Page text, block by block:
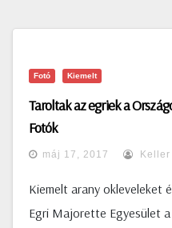
Fotó Kiemelt
Taroltak az egriek a
Fotók
máj 17, 2017
Kiemelt arany okleveleket
Egri Majorette Egyesület